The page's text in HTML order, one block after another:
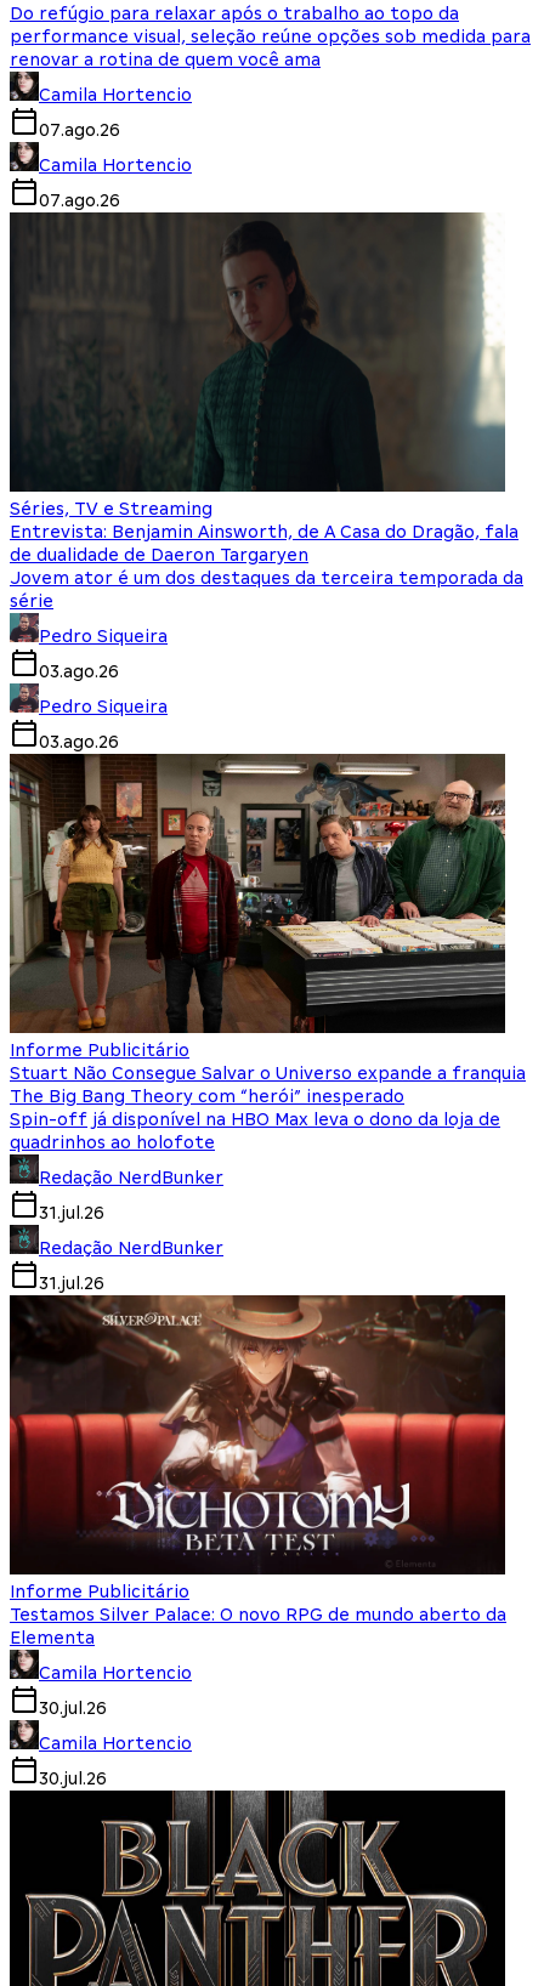
Do refúgio para relaxar após o trabalho ao topo da
performance visual, seleção reúne opções sob medida para
renovar a rotina de quem você ama
Camila Hortencio
07.ago.26
Camila Hortencio
07.ago.26
Séries, TV e Streaming
Entrevista: Benjamin Ainsworth, de A Casa do Dragão, fala
de dualidade de Daeron Targaryen
Jovem ator é um dos destaques da terceira temporada da
série
Pedro Siqueira
03.ago.26
Pedro Siqueira
03.ago.26
Informe Publicitário
Stuart Não Consegue Salvar o Universo expande a franquia
The Big Bang Theory com “herói” inesperado
Spin-off já disponível na HBO Max leva o dono da loja de
quadrinhos ao holofote
Redação NerdBunker
31.jul.26
Redação NerdBunker
31.jul.26
Informe Publicitário
Testamos Silver Palace: O novo RPG de mundo aberto da
Elementa
Camila Hortencio
30.jul.26
Camila Hortencio
30.jul.26